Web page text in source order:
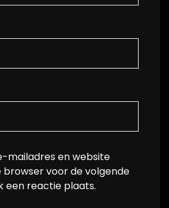
mailadres en website
browser voor de volgende
een reactie plaats.